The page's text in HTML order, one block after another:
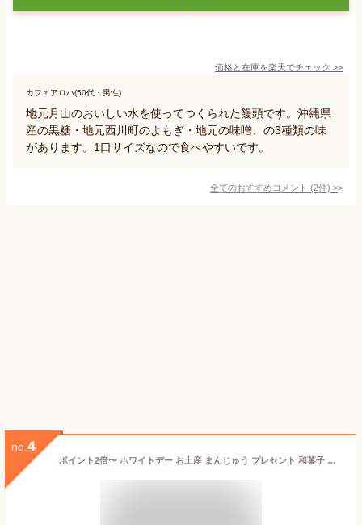
価格と在庫を楽天でチェック >>
カフェアロハ(50代・男性)
地元月山のおいしい水を使ってつくられた饅頭です。沖縄県
産の黒糖・地元西川町のよもぎ・地元の味噌、の3種類の味
があります。1口サイズなので食べやすいです。
全てのおすすめコメント (2件) >
no. 4
ポイント2倍〜 ホワイトデー お土産 まんじゅう プレセント 和菓子 ギフト 天保5年創業 東京新宿 代表銘菓 花園万頭 さくら万頭6個入